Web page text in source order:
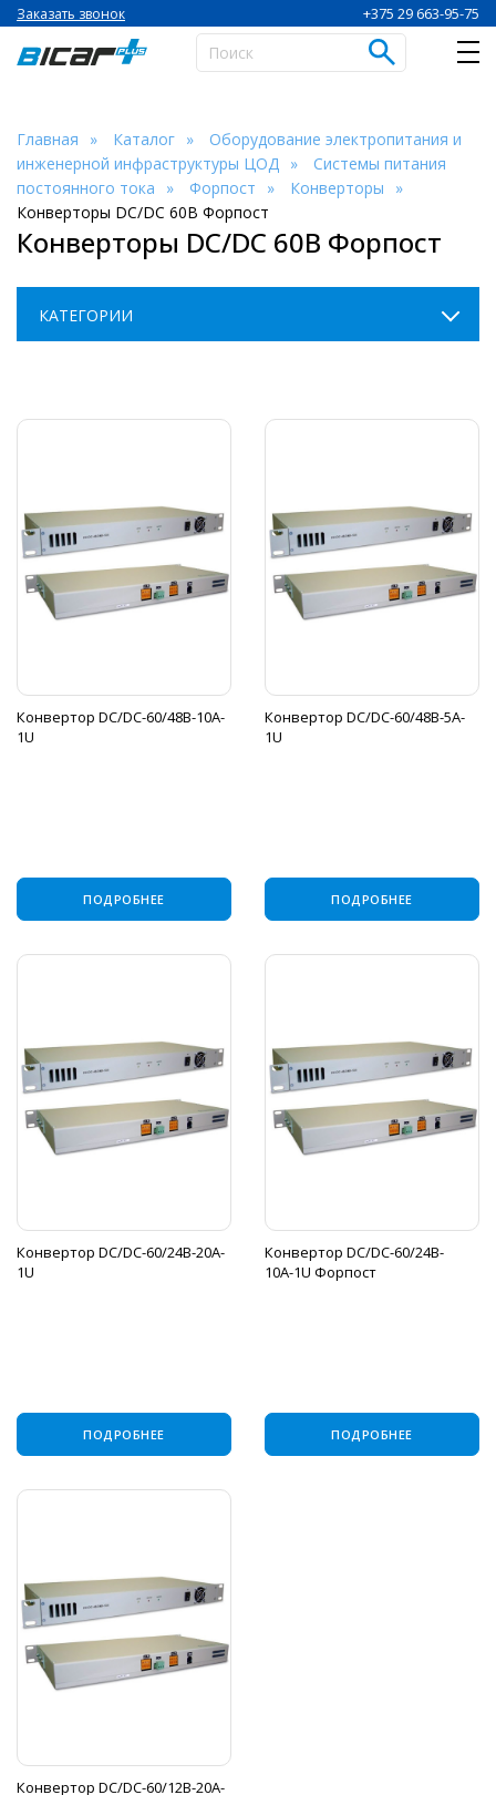
+375 29 663-95-75
Заказать звонок
Главная Каталог
Оборудование электропитания и
инженерной инфраструктуры ЦОД
Системы питания
постоянного тока
Форпост
Конверторы
Конверторы DC/DC 60В Форпост
Конверторы DC/DC 60В Форпост
КАТЕГОРИИ
Конвертор DC/DC-60/48B-10A-
1U
ПОДРОБНЕЕ
Конвертор DC/DC-60/48B-5A-
1U
ПОДРОБНЕЕ
Конвертор DC/DC-60/24B-20A-
1U
ПОДРОБНЕЕ
Конвертор DC/DC-60/24B-
10А-1U Форпост
ПОДРОБНЕЕ
Конвертор DC/DC-60/12B-20A-